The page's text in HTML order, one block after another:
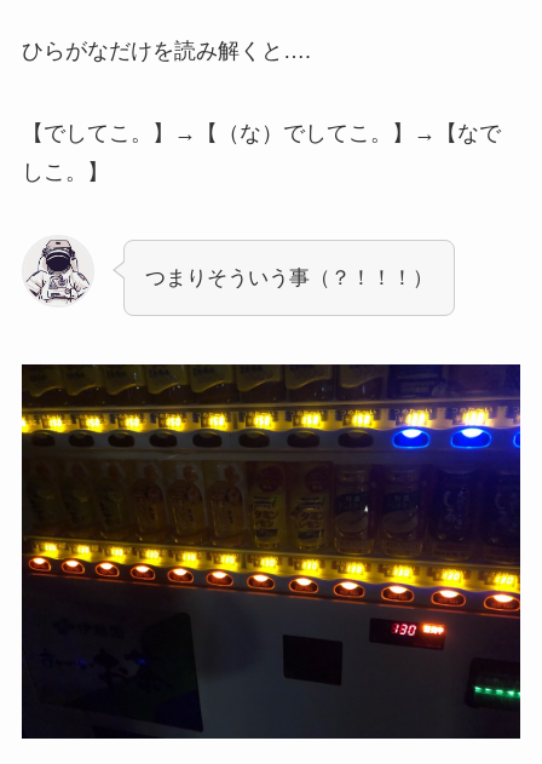
ひらがなだけを読み解くと….
【でしてこ。】→【（な）でしてこ。】→【なで
しこ。】
つまりそういう事（？！！！）